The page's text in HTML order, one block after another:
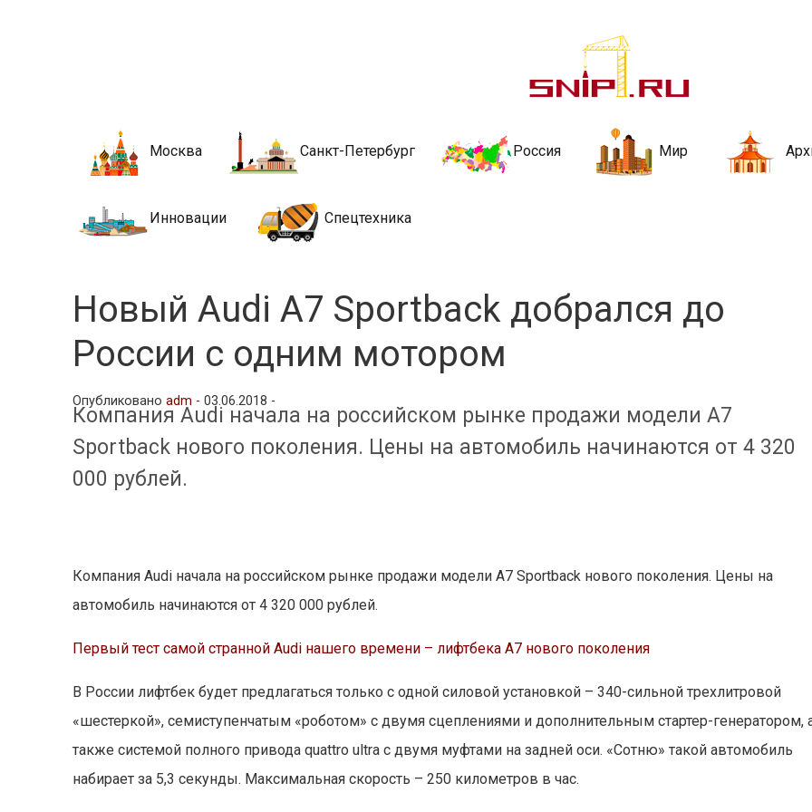
Новости строительства и
стройкой рубрики
Москва Санкт-Петербург Россия Мир
Инновации Спецтехника
Новый Audi A7 Sportback добрался до
России с одним мотором
Опубликованоadm -03.06.2018 -
Компания Audi начала на российском рынке продажи модели A7
Sportback нового поколения. Цены на автомобиль начинаются от 4 320
000 рублей.
Компания Audi начала на российском рынке продажи модели A7 Sportback нового поколения. Цены на
автомобиль начинаются от 4 320 000 рублей.
Первый тест самой странной Audi нашего времени – лифтбека A7 нового поколения
В России лифтбек будет предлагаться только с одной силовой установкой – 340-сильной трехлитровой
«шестеркой», семиступенчатым «роботом» с двумя сцеплениями и дополнительным стартер-генератором,
также системой полного привода quattro ultra с двумя муфтами на задней оси. «Сотню» такой автомобиль
набирает за 5,3 секунды. Максимальная скорость – 250 километров в час.